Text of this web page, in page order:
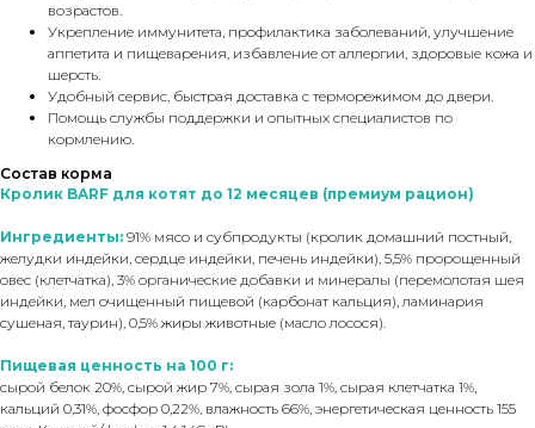
возрастов.
Укрепление иммунитета, профилактика заболеваний, улучшение
аппетита и пищеварения, избавление от аллергии, здоровые кожа и
шерсть.
Удобный сервис, быстрая доставка с терморежимом до двери.
Помощь службы поддержки и опытных специалистов по
кормлению.
Состав корма
Кролик BARF для котят до 12 месяцев (премиум рацион)
Ингредиенты: 91% мясо и субпродукты (кролик домашний постный,
желудки индейки, сердце индейки, печень индейки), 5,5% пророщенный
овес (клетчатка), 3% органические добавки и минералы (перемолотая шея
индейки, мел очищенный пищевой (карбонат кальция), ламинария
сушеная, таурин), 0,5% жиры животные (масло лосося).
Пищевая ценность на 100 г:
сырой белок 20%, сырой жир 7%, сырая зола 1%, сырая клетчатка 1%,
кальций 0,31%, фосфор 0,22%, влажность 66%, энергетическая ценность 155